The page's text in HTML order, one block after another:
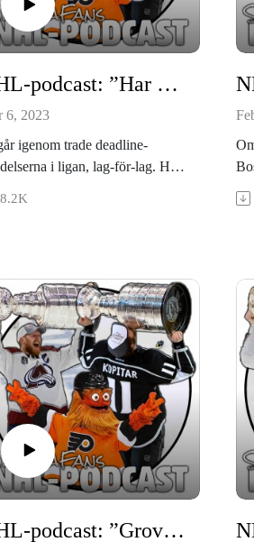
NHL-podcast: ”Har Toronto gjort för mycket?”
6, 2023
igenom trade deadline-
i ligan, lag-för-lag. Hur
och Chicagos planer?
Carolina tillräckligt? Räcker
Hur kan Fletcher
i Flyers? vad pysslar
med? Ska San José vara
med utbytet för Meier? Varför
Tampa med picks? Har
gjort för mycket? Vad är
planen i Vancouver?
8.2K
NHL-podcast: ”Grovt inkompetenta hittills”